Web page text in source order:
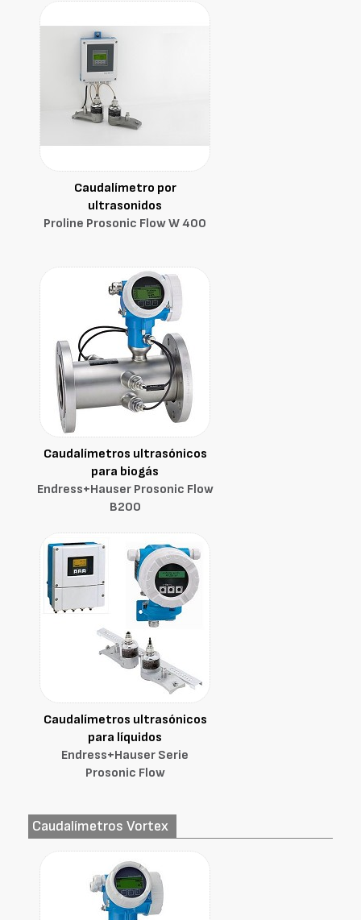
Caudalímetro por
ultrasonidos
Proline Prosonic Flow W 400
Caudalímetros ultrasónicos
para biogás
Endress+Hauser Prosonic Flow
B200
Caudalímetros ultrasónicos
para líquidos
Endress+Hauser Serie
Prosonic Flow
Caudalímetros Vortex